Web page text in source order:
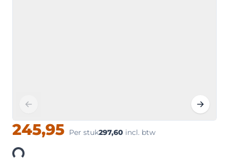
245,95 Per stuk297,60 incl. btw